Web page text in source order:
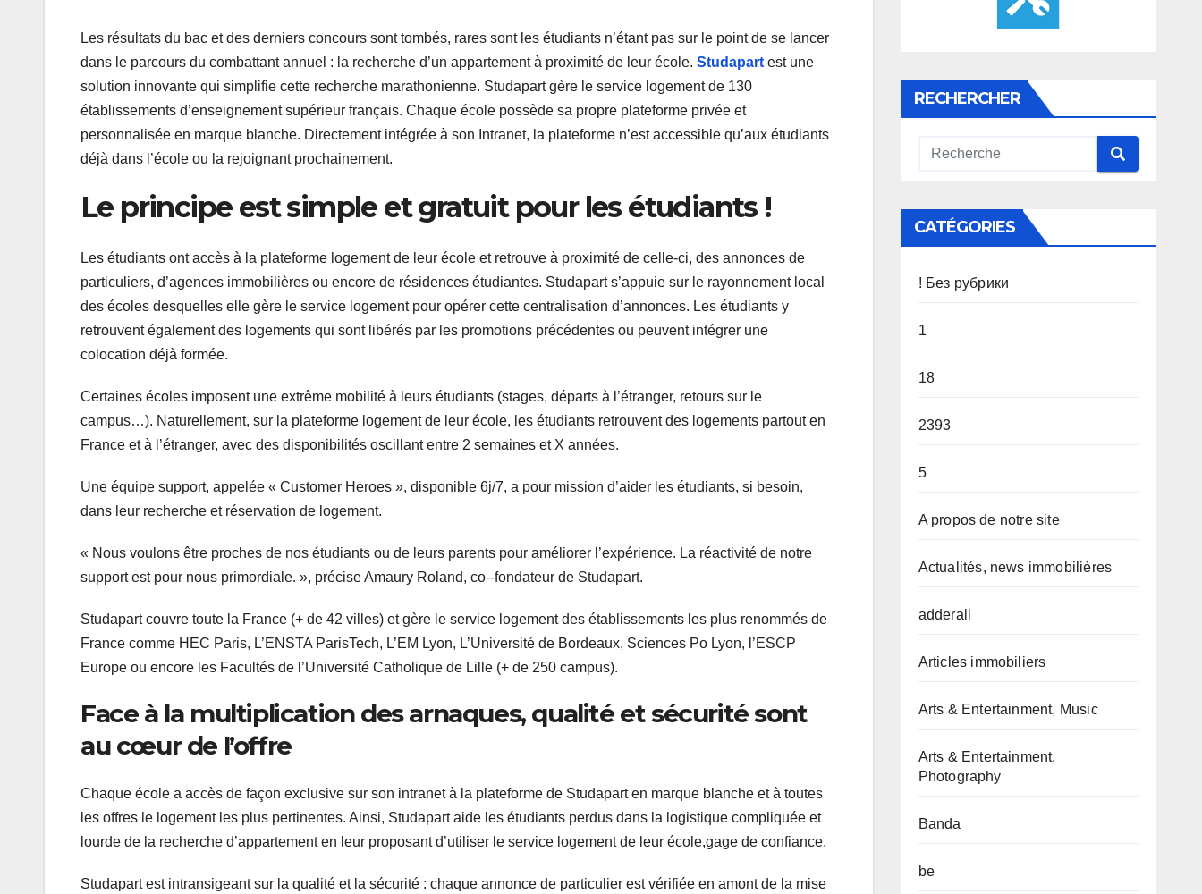
Les résultats du bac et des derniers concours sont tombés, rares sont les étudiants n’étant pas sur le point de se lancer
dans le parcours du combattant annuel : la recherche d’un appartement à proximité de leur école. Studapart est une
solution innovante qui simplifie cette recherche marathonienne. Studapart gère le service logement de 130
établissements d’enseignement supérieur français. Chaque école possède sa propre plateforme privée et
personnalisée en marque blanche. Directement intégrée à son Intranet, la plateforme n’est accessible qu’aux étudiants
déjà dans l’école ou la rejoignant prochainement.
Le principe est simple et gratuit pour les étudiants !
Les étudiants ont accès à la plateforme logement de leur école et retrouve à proximité de celle-ci, des annonces de
particuliers, d’agences immobilières ou encore de résidences étudiantes. Studapart s’appuie sur le rayonnement local
des écoles desquelles elle gère le service logement pour opérer cette centralisation d’annonces. Les étudiants y
retrouvent également des logements qui sont libérés par les promotions précédentes ou peuvent intégrer une
colocation déjà formée.
Certaines écoles imposent une extrême mobilité à leurs étudiants (stages, départs à l’étranger, retours sur le
campus…). Naturellement, sur la plateforme logement de leur école, les étudiants retrouvent des logements partout en
France et à l’étranger, avec des disponibilités oscillant entre 2 semaines et X années.
Une équipe support, appelée « Customer Heroes », disponible 6j/7, a pour mission d’aider les étudiants, si besoin,
dans leur recherche et réservation de logement.
« Nous voulons être proches de nos étudiants ou de leurs parents pour améliorer l’expérience. La réactivité de notre
support est pour nous primordiale. », précise Amaury Roland, co-­‐fondateur de Studapart.
Studapart couvre toute la France (+ de 42 villes) et gère le service logement des établissements les plus renommés de
France comme HEC Paris, L’ENSTA ParisTech, L’EM Lyon, L’Université de Bordeaux, Sciences Po Lyon, l’ESCP
Europe ou encore les Facultés de l’Université Catholique de Lille (+ de 250 campus).
Face à la multiplication des arnaques, qualité et sécurité sont
au cœur de l’offre
Chaque école a accès de façon exclusive sur son intranet à la plateforme de Studapart en marque blanche et à toutes
les offres le logement les plus pertinentes. Ainsi, Studapart aide les étudiants perdus dans la logistique compliquée et
lourde de la recherche d’appartement en leur proposant d’utiliser le service logement de leur école,gage de confiance.
Studapart est intransigeant sur la qualité et la sécurité : chaque annonce de particulier est vérifiée en amont de la mise
RECHERCHER
CATÉGORIES
! Без рубрики
1
18
2393
5
A propos de notre site
Actualités, news immobilières
adderall
Articles immobiliers
Arts & Entertainment, Music
Arts & Entertainment,
Photography
Banda
be